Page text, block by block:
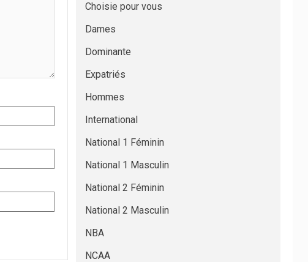
Choisie pour vous
Dames
Dominante
Expatriés
Hommes
International
National 1 Féminin
National 1 Masculin
National 2 Féminin
National 2 Masculin
NBA
NCAA